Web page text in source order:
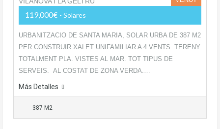
119,000€ - Solares
URBANITZACIO DE SANTA MARIA, SOLAR URBA DE 387 M2
PER CONSTRUIR XALET UNIFAMILIAR A 4 VENTS. TERENY
TOTALMENT PLA. VISTES AL MAR. TOT TIPUS DE
SERVEIS. AL COSTAT DE ZONA VERDA.…
Más Detalles
387 M2